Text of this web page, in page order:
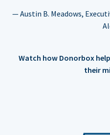
— Austin B. Meadows,
Watch how Donorbox
their